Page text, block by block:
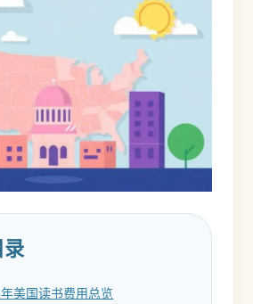
录
美国读书费用总览